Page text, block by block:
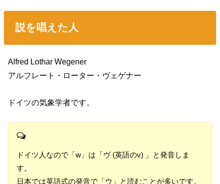
説を唱えた人
Alfred Lothar Wegener
アルフレート・ローター・ヴェゲナー
ドイツの気象学者です。
ドイツ人なので「w」は「ヴ (英語のv) 」と発音しま
す。
日本では英語式の発音で「ウ」と読むことが多いです。